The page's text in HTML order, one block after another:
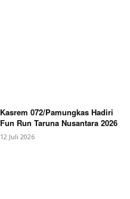
Kasrem 072/Pamungkas Hadiri
Fun Run Taruna Nusantara 2026
12 Juli 2026